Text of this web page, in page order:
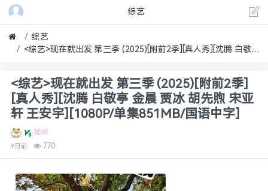
综艺
综艺
<综艺>现在就出发 第三季 (2025)[附前2季][真人秀][沈腾 白敬亭 金晨 贾冰 胡先煦 宋亚轩 王安宇][1080P/单集851MB/国语中字]
<综艺>现在就出发 第三季 (2025)[附前2季]
[真人秀][沈腾 白敬亭 金晨 贾冰 胡先煦 宋亚
轩 王安宇][1080P/单集851MB/国语中字]
站长
9月前 770